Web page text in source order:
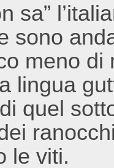
sa”
sono
meno
lingua
quel
le viti.